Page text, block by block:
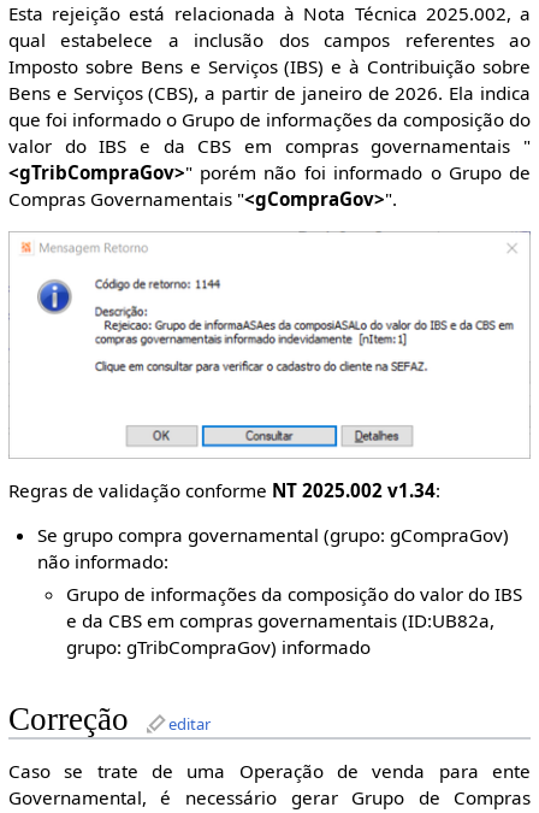
Esta rejeição está relacionada à Nota Técnica 2025.002, a
qual estabelece a inclusão dos campos referentes ao
Imposto sobre Bens e Serviços (IBS) e à Contribuição sobre
Bens e Serviços (CBS), a partir de janeiro de 2026. Ela indica
que foi informado o Grupo de informações da composição do
valor do IBS e da CBS em compras governamentais "
<gTribCompraGov>" porém não foi informado o Grupo de
Compras Governamentais "<gCompraGov>".
Regras de validação conforme NT 2025.002 v1.34:
Se grupo compra governamental (grupo: gCompraGov)
não informado:
Grupo de informações da composição do valor do IBS
e da CBS em compras governamentais (ID:UB82a,
grupo: gTribCompraGov) informado
Correção editar
Caso se trate de uma Operação de venda para ente
Governamental, é necessário gerar Grupo de Compras